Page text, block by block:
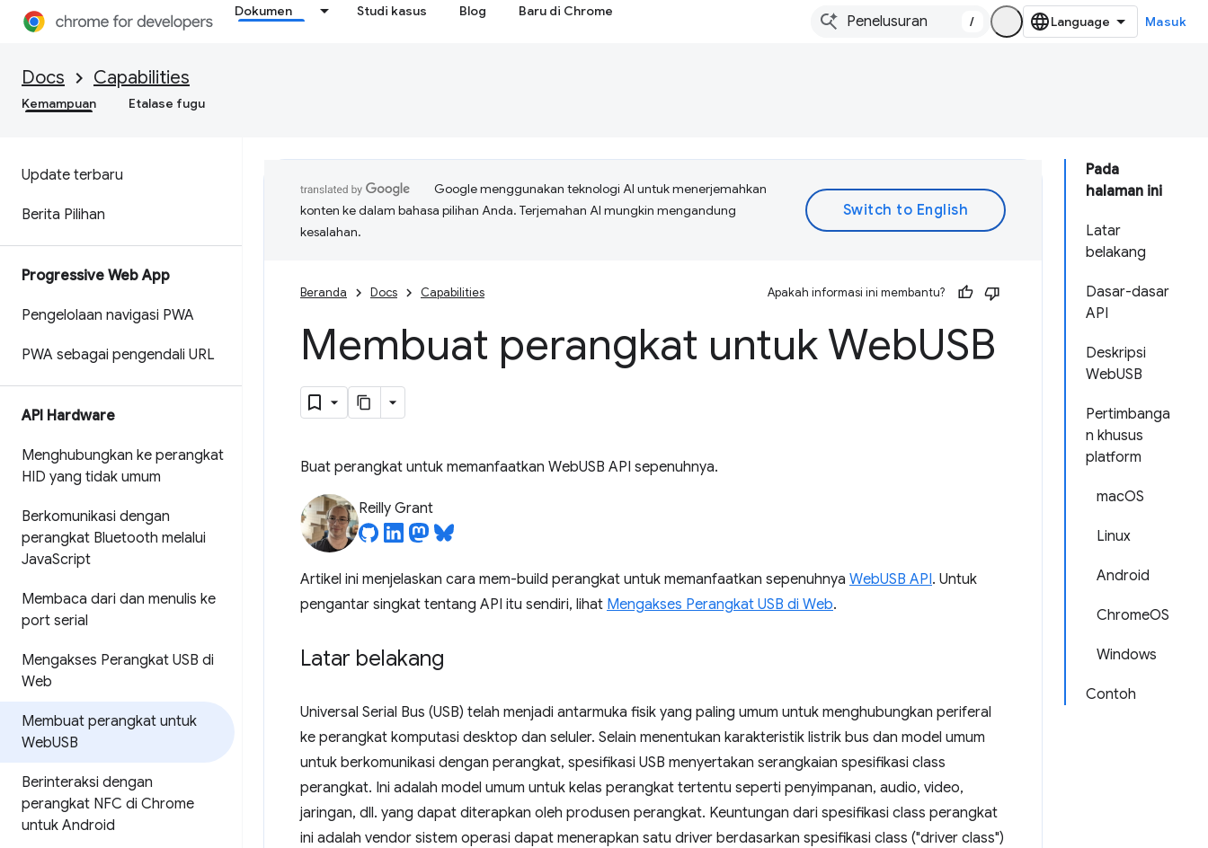
Dokumen Studi kasus Blog Baru di Chrome
/ Masuk
Docs Capabilities
Kemampuan Etalase fugu
Update terbaru
Berita Pilihan
Progressive Web App
Pengelolaan navigasi PWA
PWA sebagai pengendali URL
API Hardware
Menghubungkan ke perangkat
HID yang tidak umum
Berkomunikasi dengan
perangkat Bluetooth melalui
JavaScript
Membaca dari dan menulis ke
port serial
Mengakses Perangkat USB di
Web
Membuat perangkat untuk
WebUSB
Berinteraksi dengan
perangkat NFC di Chrome
untuk Android
Pada
halaman ini
Latar
belakang
Dasar-dasar
API
Deskripsi
WebUSB
Pertimbanga
n khusus
platform
macOS
Linux
Android
ChromeOS
Windows
Contoh
Google menggunakan teknologi AI untuk menerjemahkan
konten ke dalam bahasa pilihan Anda. Terjemahan AI mungkin mengandung
kesalahan.
Beranda Docs Capabilities Apakah informasi ini membantu?
Membuat perangkat untuk WebUSB
Buat perangkat untuk memanfaatkan WebUSB API sepenuhnya.
Reilly Grant
Artikel ini menjelaskan cara mem-build perangkat untuk memanfaatkan sepenuhnya WebUSB API. Untuk
pengantar singkat tentang API itu sendiri, lihat Mengakses Perangkat USB di Web.
Latar belakang
Universal Serial Bus (USB) telah menjadi antarmuka fisik yang paling umum untuk menghubungkan periferal
ke perangkat komputasi desktop dan seluler. Selain menentukan karakteristik listrik bus dan model umum
untuk berkomunikasi dengan perangkat, spesifikasi USB menyertakan serangkaian spesifikasi class
perangkat. Ini adalah model umum untuk kelas perangkat tertentu seperti penyimpanan, audio, video,
jaringan, dll. yang dapat diterapkan oleh produsen perangkat. Keuntungan dari spesifikasi class perangkat
ini adalah vendor sistem operasi dapat menerapkan satu driver berdasarkan spesifikasi class ("driver class")